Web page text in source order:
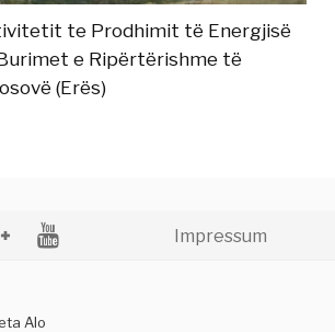
te Prodhimit të Energjisë
e Ripërtërishme të
(Erës)
Impressum
Alo